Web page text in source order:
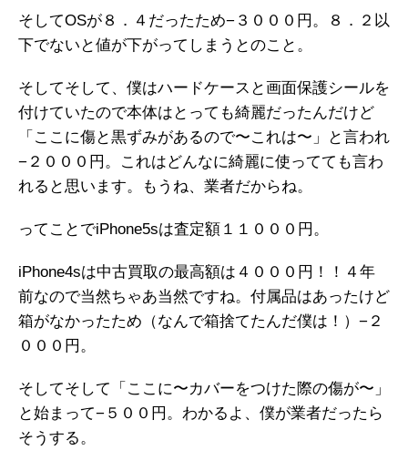
そしてOSが８．４だったため−３０００円。８．２以
下でないと値が下がってしまうとのこと。
そしてそして、僕はハードケースと画面保護シールを
付けていたので本体はとっても綺麗だったんだけど
「ここに傷と黒ずみがあるので〜これは〜」と言われ
−２０００円。これはどんなに綺麗に使ってても言わ
れると思います。もうね、業者だからね。
ってことでiPhone5sは査定額１１０００円。
iPhone4sは中古買取の最高額は４０００円！！４年
前なので当然ちゃあ当然ですね。付属品はあったけど
箱がなかったため（なんで箱捨てたんだ僕は！）−２
０００円。
そしてそして「ここに〜カバーをつけた際の傷が〜」
と始まって−５００円。わかるよ、僕が業者だったら
そうする。